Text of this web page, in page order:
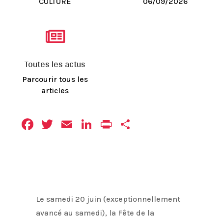

Toutes les actus
Parcourir tous les
articles
Facebook
Twitter
EmailLinkedIn
Print
Le samedi 20 juin (exceptionnellement
avancé au samedi), la Fête de la